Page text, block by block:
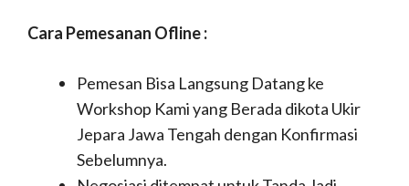
Cara Pemesanan Ofline :
Pemesan Bisa Langsung Datang ke
Workshop Kami yang Berada dikota Ukir
Jepara Jawa Tengah dengan Konfirmasi
Sebelumnya.